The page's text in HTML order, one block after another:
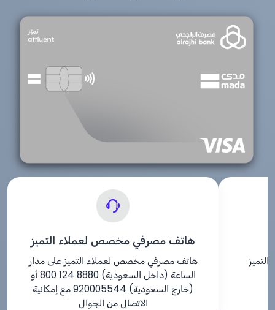
هاتف مصرفي مخصص لعملاء التميز
هاتف مصرفي مخصص لعملاء التميز على مدار
الساعة (داخل السعودية) 8880 124 800 أو
(خارج السعودية) 920005544 مع إمكانية
الاتصال من الجوال